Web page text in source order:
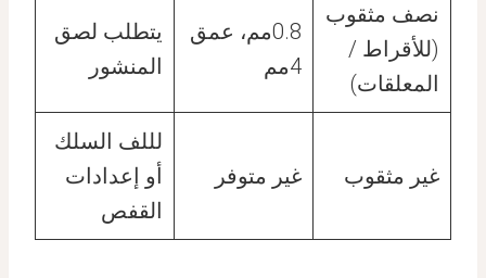
نصف مثقوب
(للأقراط /
المعلقات)
0.8مم، عمق
4مم
يتطلب لصق
المنشور
غير مثقوب غير متوفر
لللف السلك
أو إعدادات
القفص